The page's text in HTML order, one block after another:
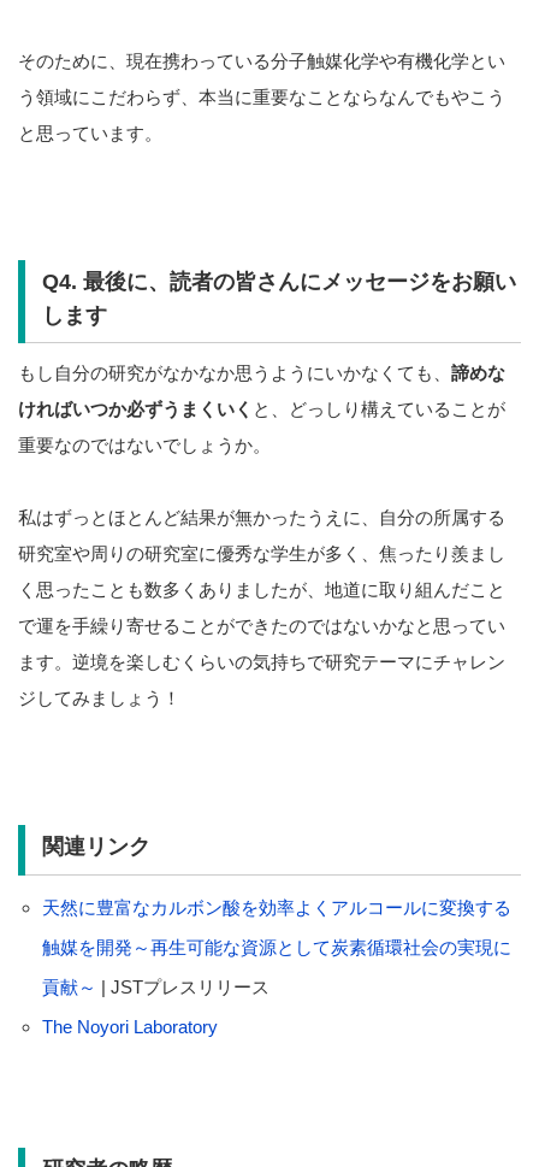
そのために、現在携わっている分子触媒化学や有機化学とい
う領域にこだわらず、本当に重要なことならなんでもやこう
と思っています。
Q4. 最後に、読者の皆さんにメッセージをお願い
します
もし自分の研究がなかなか思うようにいかなくても、 諦めな
ければいつか必ずうまくいく と、どっしり構えていることが
重要なのではないでしょうか。
私はずっとほとんど結果が無かったうえに、自分の所属する
研究室や周りの研究室に優秀な学生が多く、焦ったり羨まし
く思ったことも数多くありましたが、地道に取り組んだこと
で運を手繰り寄せることができたのではないかなと思ってい
ます。逆境を楽しむくらいの気持ちで研究テーマにチャレン
ジしてみましょう！
関連リンク
天然に豊富なカルボン酸を効率よくアルコールに変換する
触媒を開発～再生可能な資源として炭素循環社会の実現に
貢献～ | JSTプレスリリース
The Noyori Laboratory